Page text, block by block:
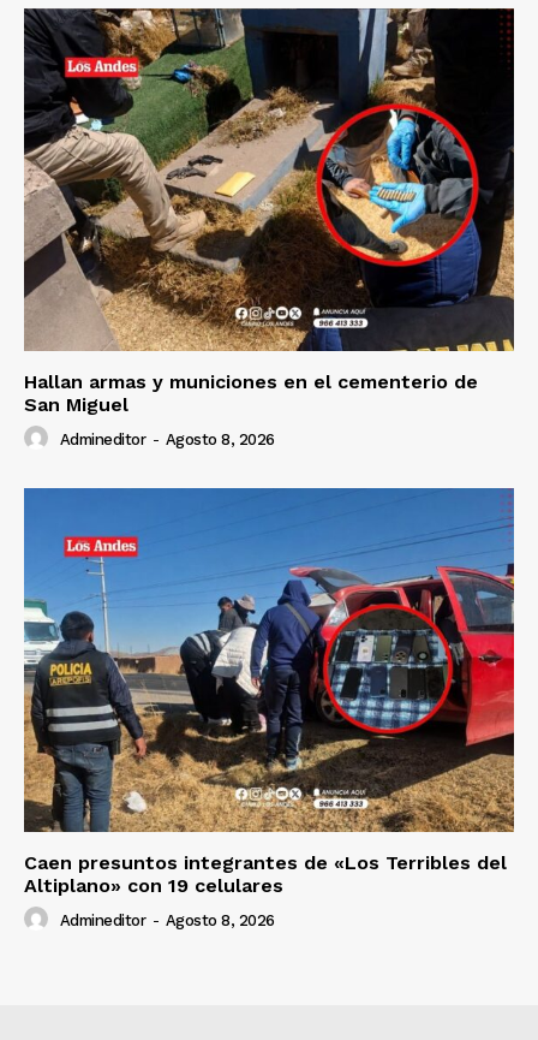
Hallan armas y municiones en el cementerio de
San Miguel
Admineditor - Agosto 8, 2026
Caen presuntos integrantes de «Los Terribles del
Altiplano» con 19 celulares
Admineditor - Agosto 8, 2026